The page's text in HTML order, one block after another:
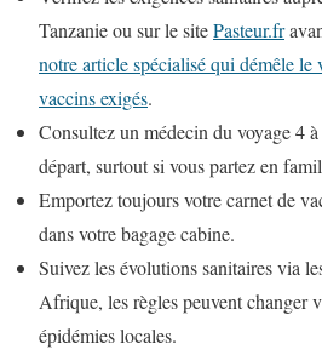
Tanzanie ou sur le sitePasteur.fr
notre article spécialisé qui démêle le
vaccins exigés.
Consultez un médecin du voyage 4
départ, surtout si vous partez en
Emportez toujours votre carnet de
dans votre bagage cabine.
Suivez les évolutions sanitaires via
Afrique, les règles peuvent changer
épidémies locales.